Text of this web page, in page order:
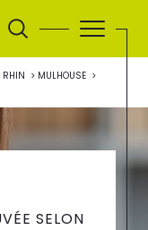
RHIN
MULHOUSE
SELON